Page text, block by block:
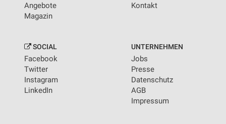
Angebote
Magazin
Kontakt
SOCIAL
Facebook
Twitter
Instagram
LinkedIn
UNTERNEHMEN
Jobs
Presse
Datenschutz
AGB
Impressum